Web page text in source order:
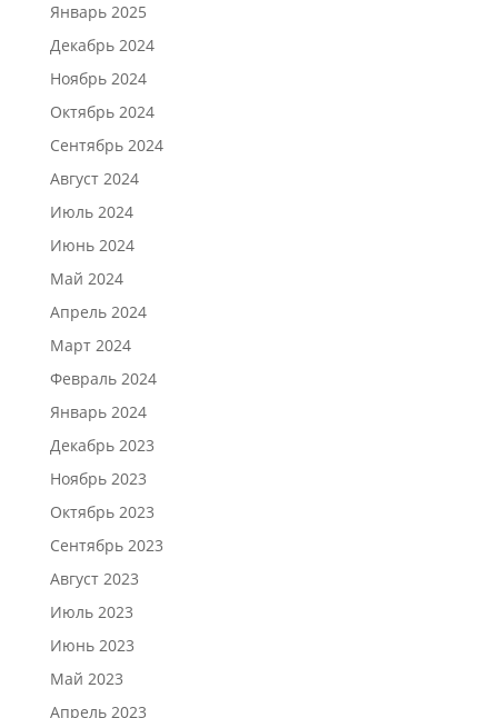
Январь 2025
Декабрь 2024
Ноябрь 2024
Октябрь 2024
Сентябрь 2024
Август 2024
Июль 2024
Июнь 2024
Май 2024
Апрель 2024
Март 2024
Февраль 2024
Январь 2024
Декабрь 2023
Ноябрь 2023
Октябрь 2023
Сентябрь 2023
Август 2023
Июль 2023
Июнь 2023
Май 2023
Апрель 2023